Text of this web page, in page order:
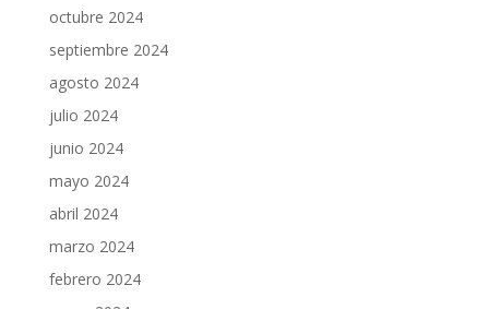
octubre 2024
septiembre 2024
agosto 2024
julio 2024
junio 2024
mayo 2024
abril 2024
marzo 2024
febrero 2024